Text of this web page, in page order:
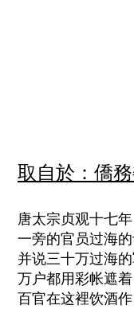
取自於：僑
唐太宗贞观十七
一旁的官员过海
并说三十万过海
万户都用彩帐遮
百官在这裡饮酒作